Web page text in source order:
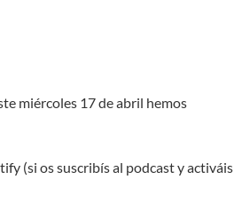
miércoles 17 de abril hemos
(si os suscribís al podcast y activáis